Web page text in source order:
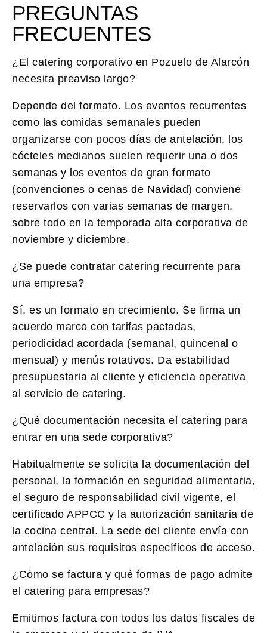
PREGUNTAS
FRECUENTES
¿El catering corporativo en Pozuelo de Alarcón
necesita preaviso largo?
Depende del formato. Los eventos recurrentes
como las comidas semanales pueden
organizarse con pocos días de antelación, los
cócteles medianos suelen requerir una o dos
semanas y los eventos de gran formato
(convenciones o cenas de Navidad) conviene
reservarlos con varias semanas de margen,
sobre todo en la temporada alta corporativa de
noviembre y diciembre.
¿Se puede contratar catering recurrente para
una empresa?
Sí, es un formato en crecimiento. Se firma un
acuerdo marco con tarifas pactadas,
periodicidad acordada (semanal, quincenal o
mensual) y menús rotativos. Da estabilidad
presupuestaria al cliente y eficiencia operativa
al servicio de catering.
¿Qué documentación necesita el catering para
entrar en una sede corporativa?
Habitualmente se solicita la documentación del
personal, la formación en seguridad alimentaria,
el seguro de responsabilidad civil vigente, el
certificado APPCC y la autorización sanitaria de
la cocina central. La sede del cliente envía con
antelación sus requisitos específicos de acceso.
¿Cómo se factura y qué formas de pago admite
el catering para empresas?
Emitimos factura con todos los datos fiscales de